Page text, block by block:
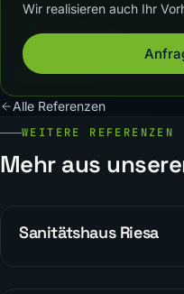
Wir realisieren auch Ihr
Alle Referenzen
WEITERE REFERENZEN
Mehr aus
REFERENZEN
Sanitätshaus Riesa